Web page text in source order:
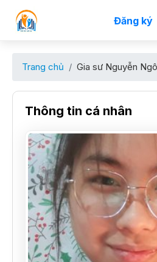
Đăng ký
Trang chủ Gia sư Nguyễn
Thông tin cá nhân